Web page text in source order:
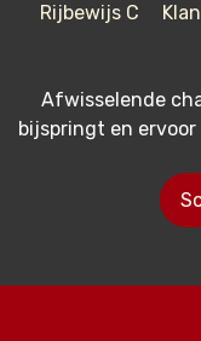
Rijbewijs C
Afwisselende
bijspringt en